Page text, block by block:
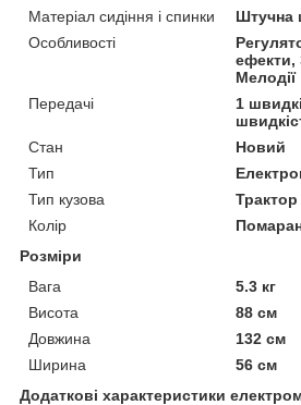
Матеріал сидіння і спинки
Штучна
Особливості
ефекти,
Мелодії
Передачі
1
Стан
Новий
Тип
Тип кузова
Трактор
Колір
Розміри
Вага
5.3 кг
Висота
88 см
Довжина
132 см
Ширина
56 см
Додаткові характеристики